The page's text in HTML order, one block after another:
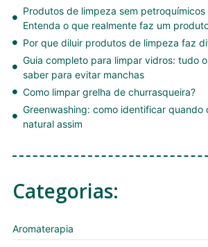
Produtos de limpeza sem petroquímicos
Entenda o que realmente faz um
Por que diluir produtos de limpeza faz
Guia completo para limpar vidros: tudo
saber para evitar manchas
Como limpar grelha de churrasqueira?
Greenwashing: como identificar quando
natural assim
Categorias:
Aromaterapia